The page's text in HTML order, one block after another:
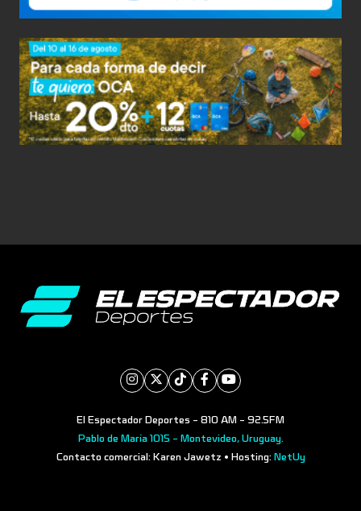
El Espectador Deportes - 810 AM - 92.5FM
Pablo de María 1015 - Montevideo, Uruguay.
Contacto comercial: Karen Jawetz • Hosting: NetUy